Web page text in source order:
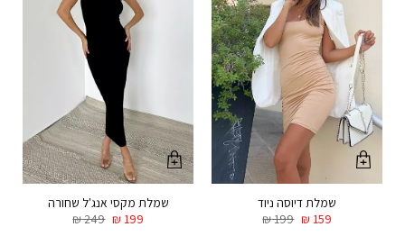
שמלת דיוסה ניוד
₪199 ₪159
שמלת מקסי אנג'ל שחורה
₪249 ₪199